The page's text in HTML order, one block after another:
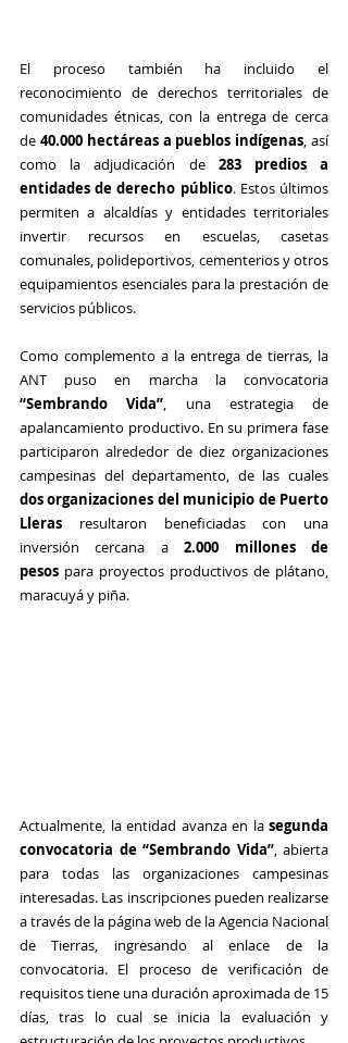
El proceso también ha incluido el
reconocimiento de derechos territoriales de
comunidades étnicas, con la entrega de cerca
de 40.000 hectáreas a pueblos indígenas, así
como la adjudicación de 283 predios a
entidades de derecho público. Estos últimos
permiten a alcaldías y entidades territoriales
invertir recursos en escuelas, casetas
comunales, polideportivos, cementerios y otros
equipamientos esenciales para la prestación de
servicios públicos.
Como complemento a la entrega de tierras, la
“Sembrando Vida”, una estrategia de
apalancamiento productivo. En su primera fase
participaron alrededor de diez organizaciones
dos organizaciones del municipio de Puerto
Lleras resultaron beneficiadas con una
inversión cercana a 2.000 millones de
pesos para proyectos productivos de plátano,
maracuyá y piña.
Actualmente, la entidad avanza en la segunda
convocatoria de “Sembrando Vida”, abierta
para todas las organizaciones campesinas
interesadas. Las inscripciones pueden realizarse
a través de la página web de la Agencia Nacional
de Tierras, ingresando al enlace de la
convocatoria. El proceso de verificación de
requisitos tiene una duración aproximada de 15
días, tras lo cual se inicia la evaluación y